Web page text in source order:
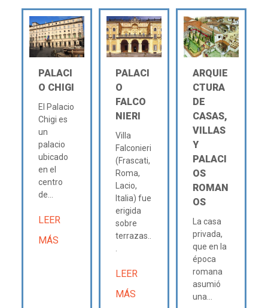
PALACI
O CHIGI
El Palacio
Chigi es
un
palacio
ubicado
en el
centro
de...
LEER
MÁS
PALACI
O
FALCO
NIERI
Villa
Falconieri
(Frascati,
Roma,
Lacio,
Italia) fue
erigida
sobre
terrazas..
LEER
MÁS
ARQUIE
CTURA
DE
CASAS,
VILLAS
Y
PALACI
OS
ROMAN
OS
La casa
privada,
que en la
época
romana
asumió
una...